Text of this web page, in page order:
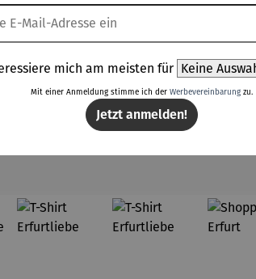
mich am meisten für
Mit einer Anmeldung stimme ich der Werbevereinbarungzu.
Jetzt anmelden!